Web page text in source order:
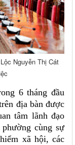
Nguyễn Thị Cát
6 tháng đầu
địa bàn được
tâm lãnh đạo
cùng sự
xã hội, các